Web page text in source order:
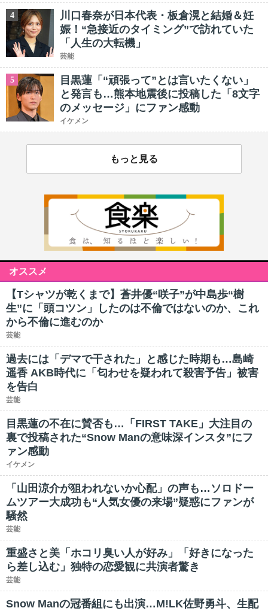
4
川口春奈が日本代表・板倉滉と結婚＆妊
娠！“急接近のタイミング”で訪れていた
「人生の大転機」
芸能
5
目黒蓮「“頑張って”とは言いたくない」
と発言も…熊本地震後に投稿した「8文字
のメッセージ」にファン感動
イケメン
もっと見る
オススメ
【Tシャツが乾くまで】蒼井優“咲子”が中島歩“樹
生”に「頭コツン」したのは不倫ではないのか、これ
から不倫に進むのか
芸能
過去には「デマで干された」と感じた時期も…島崎
遥香 AKB時代に「匂わせを疑われて殺害予告」被害
を告白
芸能
目黒蓮の不在に賛否も…「FIRST TAKE」大注目の
裏で投稿された“Snow Manの意味深インスタ”にフ
ァン感動
イケメン
「山田涼介が狙われないか心配」の声も…ソロドー
ムツアー大成功も“人気女優の来場”疑惑にファンが
騒然
芸能
重盛さと美「ホコリ臭い人が好み」「好きになった
ら差し込む」独特の恋愛観に共演者驚き
芸能
Snow Manの冠番組にも出演…M!LK佐野勇斗、生配